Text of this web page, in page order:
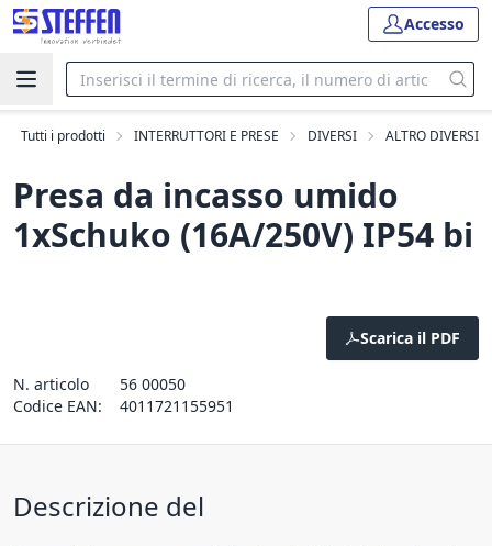
Accesso
Tutti i prodotti INTERRUTTORI E PRESE DIVERSI ALTRO DIVERSI
Presa da incasso umido
1xSchuko (16A/250V) IP54 bi
Scarica il PDF
N. articolo
56 00050
Codice EAN:
4011721155951
Descrizione del